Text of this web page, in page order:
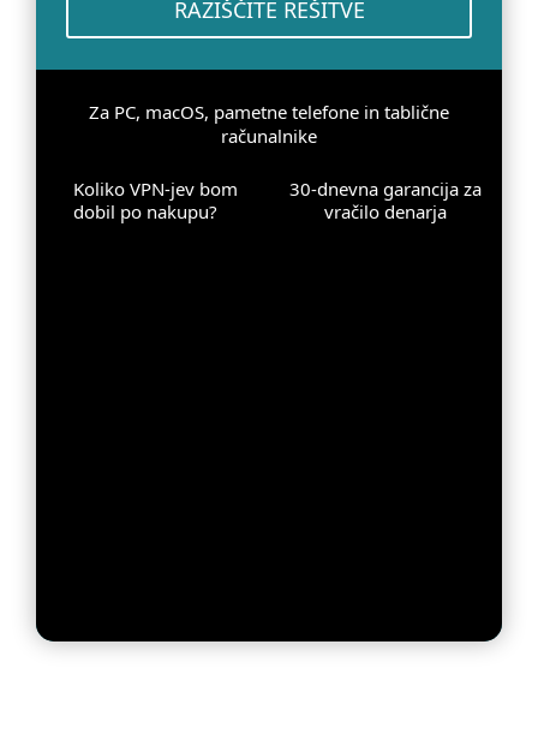
RAZIŠČITE REŠITVE
Za PC, macOS, pametne telefone in tablične
računalnike
Koliko VPN-jev bom
dobil po nakupu?
30-dnevna garancija za
vračilo denarja